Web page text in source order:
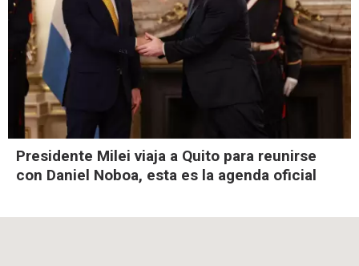
Presidente Milei viaja a Quito para reunirse
con Daniel Noboa, esta es la agenda oficial